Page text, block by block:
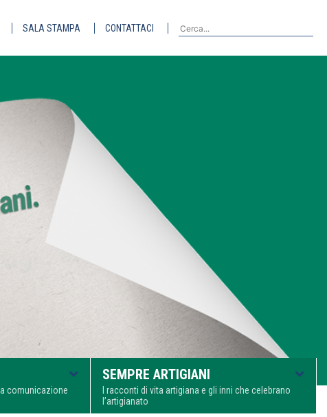
SALA STAMPA CONTATTACI
comunicazione
SEMPRE ARTIGIANI
I racconti di vita artigiana e gli inni che celebrano
l’artigianato